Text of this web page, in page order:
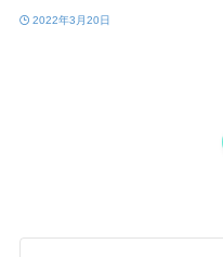
2022年3月20日